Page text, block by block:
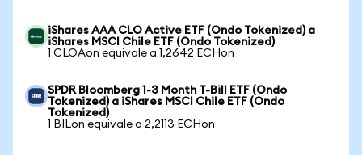
iShares AAA CLO Active ETF (Ondo Tokenized) a
iShares MSCI Chile ETF (Ondo Tokenized)
1 CLOAon equivale a 1,2642 ECHon
SPDR Bloomberg 1-3 Month T-Bill ETF (Ondo
Tokenized) a iShares MSCI Chile ETF (Ondo
Tokenized)
1 BILon equivale a 2,2113 ECHon